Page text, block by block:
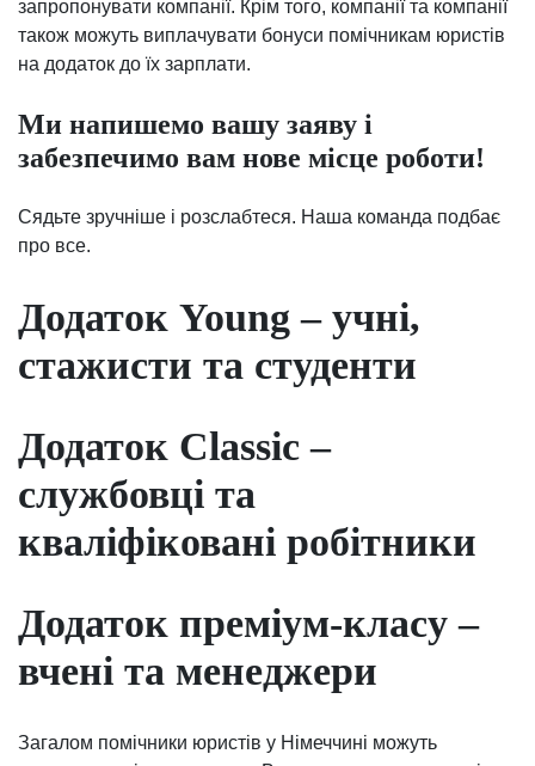
запропонувати компанії. Крім того, компанії та компанії
також можуть виплачувати бонуси помічникам юристів
на додаток до їх зарплати.
Ми напишемо вашу заяву і
забезпечимо вам нове місце роботи!
Сядьте зручніше і розслабтеся. Наша команда подбає
про все.
Додаток Young – учні,
стажисти та студенти
Додаток Classic –
службовці та
кваліфіковані робітники
Додаток преміум-класу –
вчені та менеджери
Загалом помічники юристів у Німеччині можуть